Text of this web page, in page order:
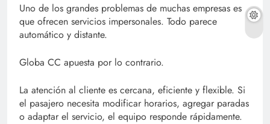
Uno de los grandes problemas de muchas empresas es
que ofrecen servicios impersonales. Todo parece
automático y distante.
Globa CC apuesta por lo contrario.
La atención al cliente es cercana, eficiente y flexible. Si
el pasajero necesita modificar horarios, agregar paradas
o adaptar el servicio, el equipo responde rápidamente.